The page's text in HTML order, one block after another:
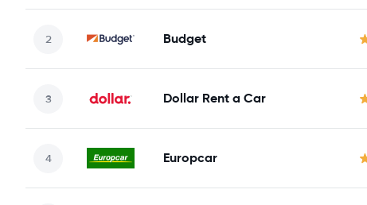
Budget
Dollar Rent a Car
Europcar